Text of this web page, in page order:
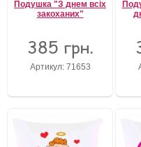
Подушка "З днем всіх
закоханих"
385 грн.
Артикул: 71653